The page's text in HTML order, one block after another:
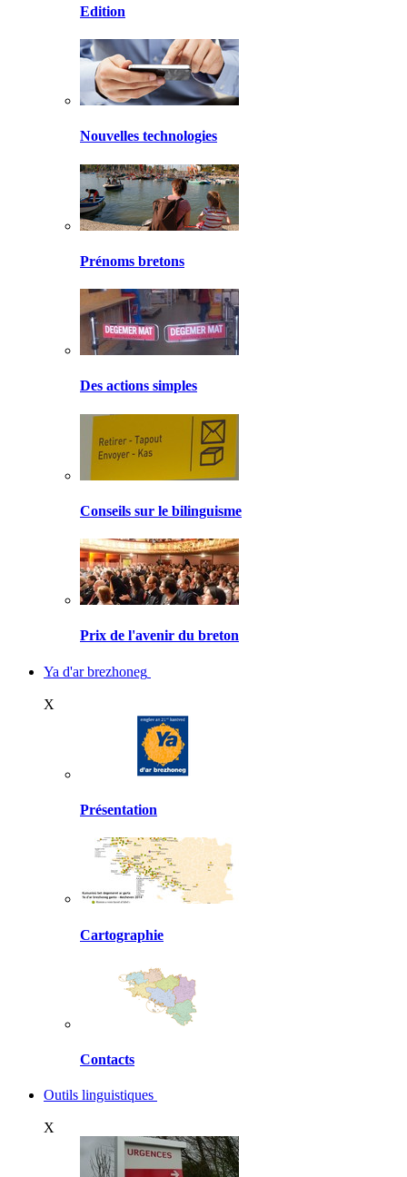
Edition
Nouvelles technologies
Prénoms bretons
Des actions simples
Conseils sur le bilinguisme
Prix de l'avenir du breton
Ya d'ar brezhoneg
X
Présentation
Cartographie
Contacts
Outils linguistiques
X